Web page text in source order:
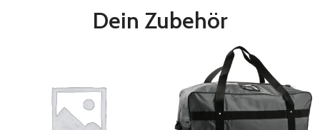
Dein Zubehör